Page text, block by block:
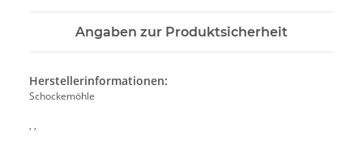
Angaben zur Produktsicherheit
Herstellerinformationen:
Schockemöhle
, ,